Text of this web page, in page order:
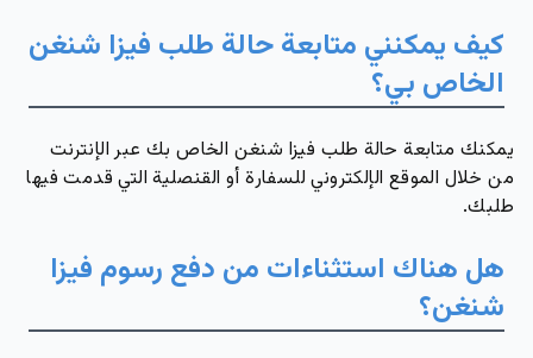
كيف يمكنني متابعة حالة طلب فيزا شنغن
الخاص بي؟
يمكنك متابعة حالة طلب فيزا شنغن الخاص بك عبر الإنترنت
من خلال الموقع الإلكتروني للسفارة أو القنصلية التي قدمت فيها
طلبك.
هل هناك استثناءات من دفع رسوم فيزا
شنغن؟